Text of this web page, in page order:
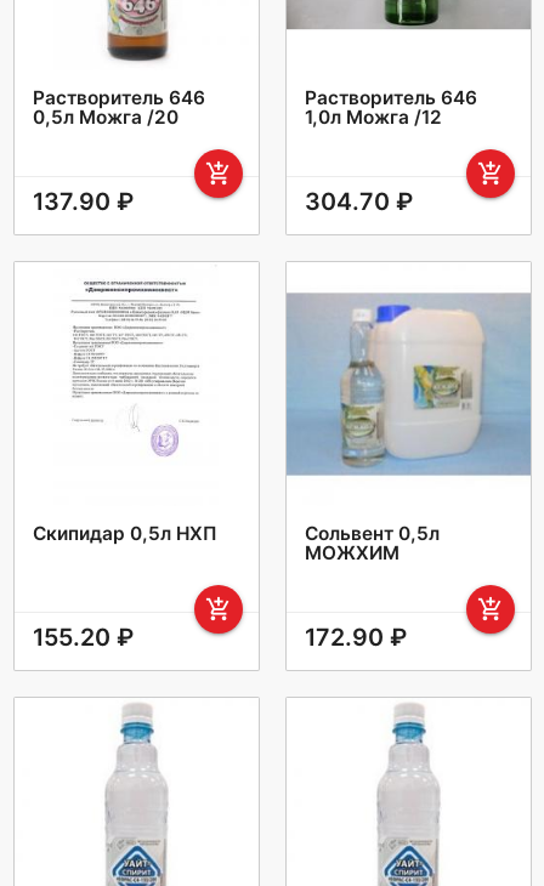
Растворитель 646
0,5л Можга /20
add_shopping_cart
137.90 ₽
Растворитель 646
1,0л Можга /12
add_shopping_cart
304.70 ₽
Скипидар 0,5л НХП
add_shopping_cart
155.20 ₽
Сольвент 0,5л
МОЖХИМ
add_shopping_cart
172.90 ₽